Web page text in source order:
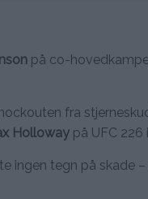
på co-
fra
Holloway på UFC 226
ingen tegn på skade –